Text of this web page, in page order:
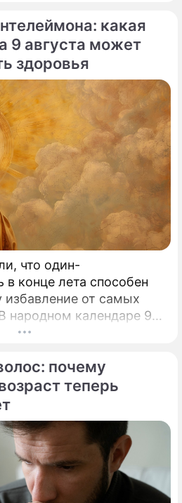
челку: певец
с лошадью
Медведев) Шура
какая
9 августа может
здоровья
что один-
в конце лета способен
избавление от самых
народном календаре 9
почти
почему
теперь